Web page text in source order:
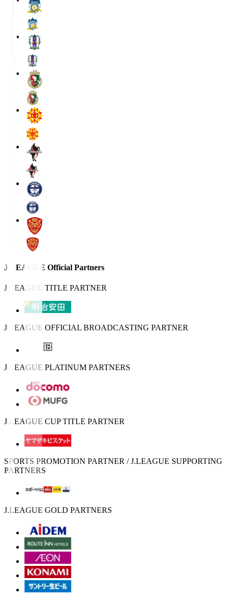
J.LEAGUE Official Partners
J.LEAGUE TITLE PARTNER
J.LEAGUE OFFICIAL BROADCASTING PARTNER
J.LEAGUE PLATINUM PARTNERS
J.LEAGUE CUP TITLE PARTNER
SPORTS PROMOTION PARTNER / J.LEAGUE SUPPORTING
PARTNERS
J.LEAGUE GOLD PARTNERS